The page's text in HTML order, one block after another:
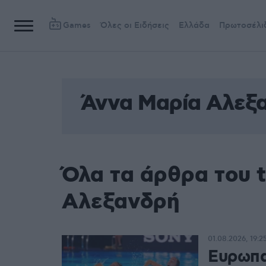
Games Όλες οι Ειδήσεις Ελλάδα
Άννα Μαρία
Όλα τα άρθρα του
Αλεξανδρή
01.08.2026, 19:25